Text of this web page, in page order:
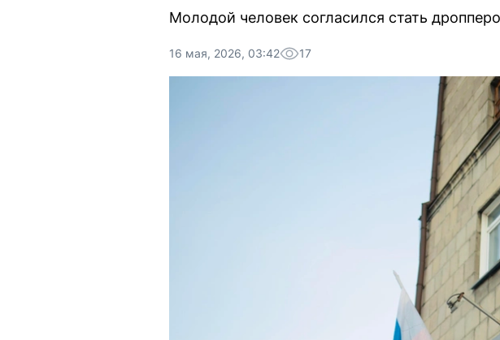
Молодой человек согласился стать
16 мая, 2026, 03:42 17